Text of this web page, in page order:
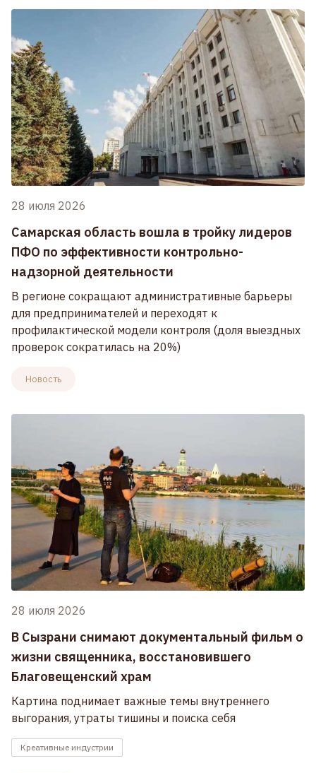
28 июля 2026
Самарская область вошла в тройку лидеров
ПФО по эффективности контрольно-
надзорной деятельности
В регионе сокращают административные барьеры
для предпринимателей и переходят к
профилактической модели контроля (доля выездных
проверок сократилась на 20%)
Новость
28 июля 2026
В Сызрани снимают документальный фильм о
жизни священника, восстановившего
Благовещенский храм
Картина поднимает важные темы внутреннего
выгорания, утраты тишины и поиска себя
Креативные индустрии